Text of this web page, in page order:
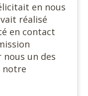
en nous
réalisé
en contact
nous un des
notre